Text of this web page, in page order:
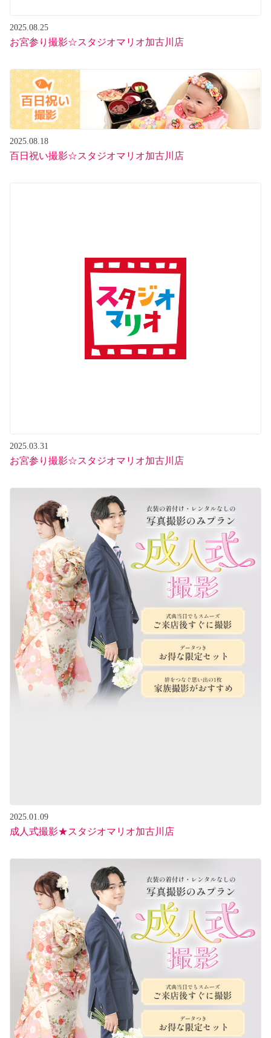
2025.08.25
お宮参り撮影☆スタジオマリオ加古川店
2025.08.18
百日祝い撮影☆スタジオマリオ加古川店
2025.03.31
お宮参り撮影☆スタジオマリオ加古川店
2025.01.09
成人式撮影★スタジオマリオ加古川店